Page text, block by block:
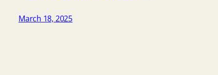
March 18, 2025